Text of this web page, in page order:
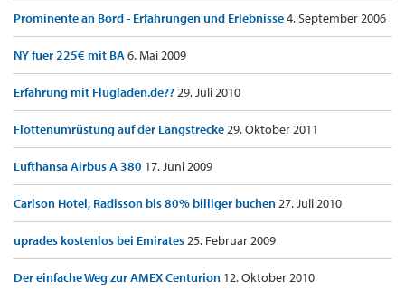
Prominente an Bord - Erfahrungen und Erlebnisse4. September 2006
NY fuer 225€ mit BA6. Mai 2009
Erfahrung mit Flugladen.de??29. Juli 2010
Flottenumrüstung auf der Langstrecke29. Oktober 2011
Lufthansa Airbus A 380 17. Juni 2009
Carlson Hotel, Radisson bis 80% billiger buchen27. Juli 2010
uprades kostenlos bei Emirates25. Februar 2009
Der einfache Weg zur AMEX Centurion 12. Oktober 2010